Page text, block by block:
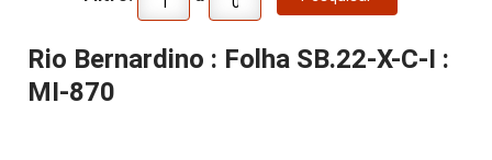
Rio Bernardino : Folha SB.22-X-C-I :
MI-870